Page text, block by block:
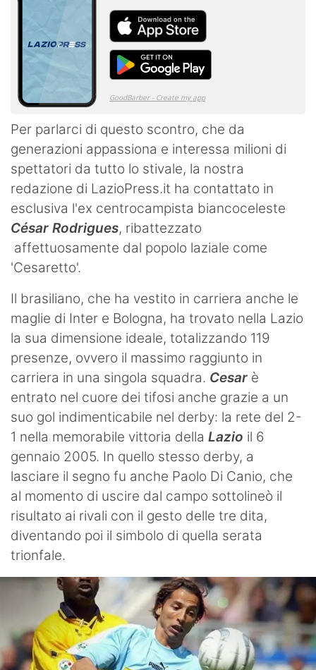
Per parlarci di questo scontro, che da
generazioni appassiona e interessa milioni di
spettatori da tutto lo stivale, la nostra
redazione di LazioPress.it ha contattato in
esclusiva l'ex centrocampista biancoceleste
César Rodrigues, ribattezzato
affettuosamente dal popolo laziale come
'Cesaretto'.
Il brasiliano, che ha vestito in carriera anche le
maglie di Inter e Bologna, ha trovato nella Lazio
la sua dimensione ideale, totalizzando 119
presenze, ovvero il massimo raggiunto in
carriera in una singola squadra. Cesar è
entrato nel cuore dei tifosi anche grazie a un
suo gol indimenticabile nel derby: la rete del 2-
1 nella memorabile vittoria della Lazio il 6
gennaio 2005. In quello stesso derby, a
lasciare il segno fu anche Paolo Di Canio, che
al momento di uscire dal campo sottolineò il
risultato ai rivali con il gesto delle tre dita,
diventando poi il simbolo di quella serata
trionfale.